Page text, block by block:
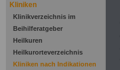
Kliniken
Klinikverzeichnis im
Beihilferatgeber
Heilkuren
Heilkurorteverzeichnis
Kliniken nach Indikationen